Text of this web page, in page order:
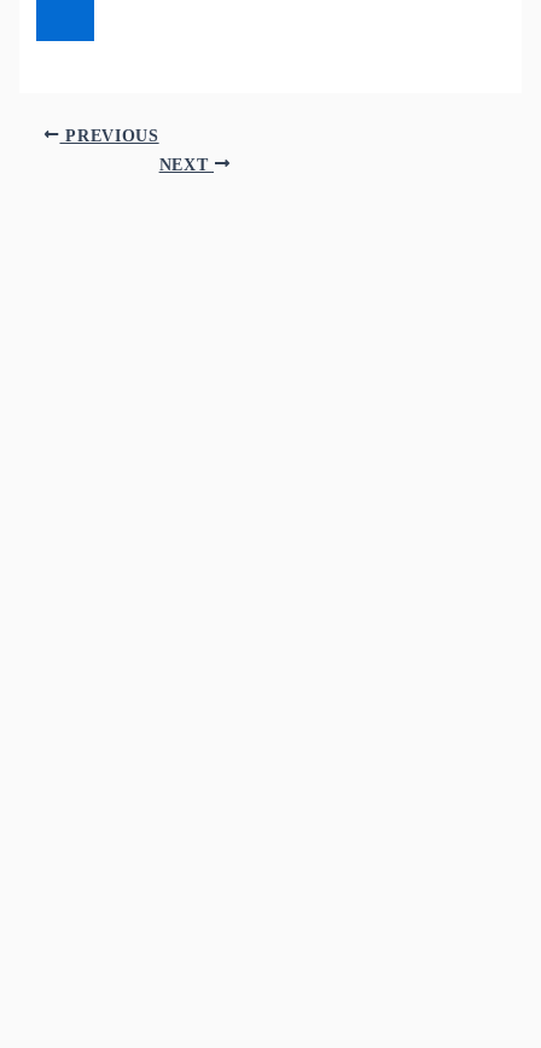
PREVIOUS
NEXT